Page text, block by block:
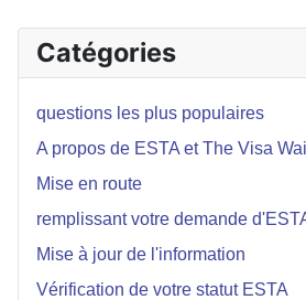
Catégories
questions les plus populaires
A propos de ESTA et The Visa
Mise en route
remplissant votre demande
Mise à jour de l'information
Vérification de votre statut ESTA